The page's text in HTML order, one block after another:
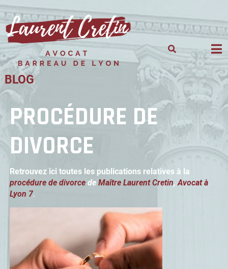
Skip
to
content
BLOG
PROCÉDURE DE
DIVORCE
Retrouvez ici toutes les publications relatives à la
procédure de divorcede Maître Laurent Cretin,Avocat à
Lyon 7.